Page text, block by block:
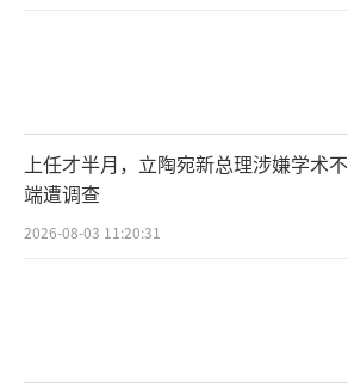
上任才半月，立陶宛新总理涉嫌学术不
端遭调查
2026-08-03 11:20:31